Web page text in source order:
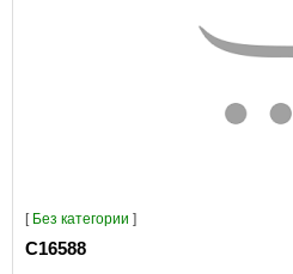
[ Без категории ]
C16588